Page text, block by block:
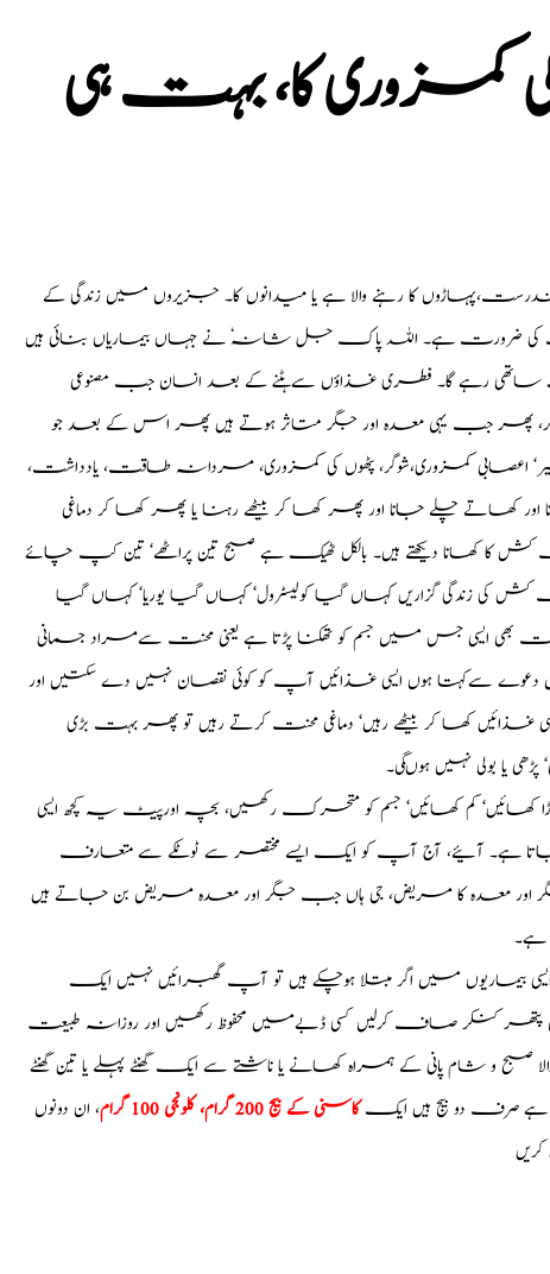
کی کمزوری کا، بہت ہی
کا رہنے والا ہے یا میدانوں کا۔ جزیروں میں زندگی کے
کی ضرورت ہے۔ اللہ پاک جل شانہٗ نے جہاں بیماریاں بنائی ہیں
ساتھی رہے گا۔ فطری غذاؤں سےہٹنے کے بعد انسان جب مصنوعی
پھر جب یہی معدہ اور جگر متاثر ہوتے ہیں پھر اس کے بعد جو
اعصابی کمزوری،شوگر، پٹھوں کی کمزوری، مردانہ طاقت، یادداشت،
اور کھاتے چلے جانا اور پھر کھا کر بیٹھے رہنا یا پھر کھا کر دماغی
کش کا کھانا دیکھتے ہیں۔ بالکل ٹھیک ہے صبح تین پراٹھے‘ تین کپ چائے
گزاریں کہاں گیا کولیسٹرول‘ کہاں گیا یوریا‘ کہاں گیا
بھی ایسی جس میں جسم کو تھکنا پڑتا ہے یعنی محنت سےمراد جسمانی
سےکہتا ہوں ایسی غذائیں آپ کو کوئی نقصان نہیں دے سکتیں اور
کھا کر بیٹھے رہیں‘ دماغی محنت کرتے رہیں تو پھر بہت بڑی
یا بولی نہیں ہوںگی۔
کھائیں‘ کم کھائیں‘ جسم کو متحرک رکھیں، بچہ اورپیٹ یہ کچھ ایسی
جاتا ہے۔ آئیے، آج آپ کو ایک ایسے مختصر سے ٹوٹکے سے متعارف
اور معدہ کا مریض، جی ہاں جب جگر اور معدہ مریض بن جاتے ہیں
ہے۔
بیماریوں میں اگر مبتلا ہوچکے ہیں تو آپ گھبرائیں نہیں ایک
پتھر کنکر صاف کرلیں کسی ڈبےمیں محفوظ رکھیں اور روزانہ طبیعت
و شام پانی کے ہمراہ کھانے یا ناشتے سے ایک گھنٹے پہلے یا تین گھنٹے
ہے صرف دو بیج ہیں ایککاسنی کے بیج 200 گرام، کلونجی 100 گرام
، ان دونوں